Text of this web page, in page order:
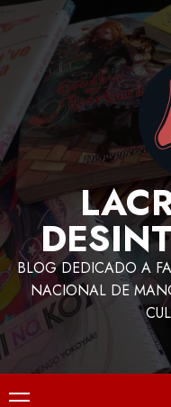
BLOG DEDICADO A
NACIONAL DE